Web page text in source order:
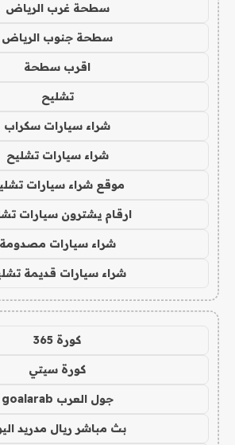
سطحة غرب الرياض
سطحة جنوب الرياض
اقرب سطحة
تشليح
شراء سيارات سكراب
شراء سيارات تشليح
موقع شراء سيارات
ارقام يشترون سيارات
شراء سيارات مصدومة
شراء سيارات قديمة
كورة 365
كورة سيتي
جول العرب goalarab
بث مباشر ريال مدريد